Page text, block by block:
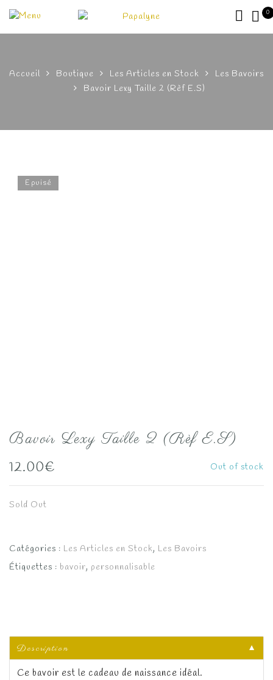
0
Accueil Boutique Les Articles en Stock
Les Bavoirs
Bavoir Lexy Taille 2 (Rèf E.S)
Epuisé
Bavoir Lexy Taille 2 (Rèf E.S)
12.00€ Out of stock
Sold Out
Catégories : Les Articles en Stock, Les Bavoirs
Étiquettes : bavoir, personnalisable
Description
▼
Ce bavoir est le cadeau de naissance idéal.